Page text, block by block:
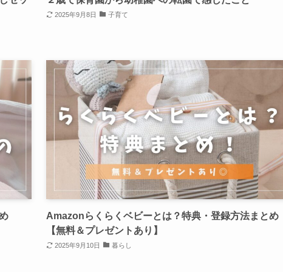
2025年9月8日 子育て
Amazonらくらくベビーとは？特典・登録方法まとめ
【無料＆プレゼントあり】
2025年9月10日 暮らし